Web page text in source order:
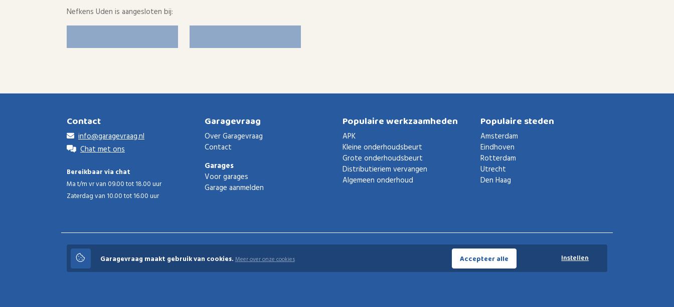
Nefkens Uden is aangesloten bij:
Contact
info@garagevraag.nl
Chat met ons
Bereikbaar via chat
Ma t/m vr van 09.00 tot 18.00 uur
Zaterdag van 10.00 tot 16.00 uur
Garagevraag
Over Garagevraag
Contact
Garages
Voor garages
Garage aanmelden
Populaire werkzaamheden
APK
Kleine onderhoudsbeurt
Grote onderhoudsbeurt
Distributieriem vervangen
Algemeen onderhoud
Populaire steden
Amsterdam
Eindhoven
Rotterdam
Utrecht
Den Haag
Garagevraag
© 2026 Garagevraag - V1.3.5 - Alle rechten voorbehouden
Voorwaarden Privacybeleid Privacy instellingen
Garagevraag maakt gebruik van cookies.Meer over onze cookies Accepteer alle Instellen